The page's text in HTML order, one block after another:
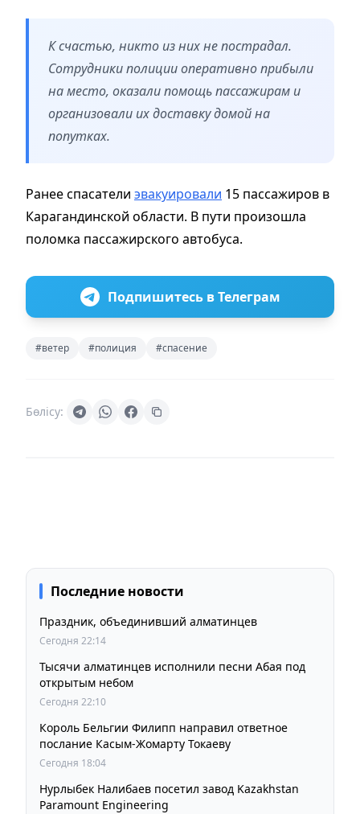
К счастью, никто из них не пострадал.
Сотрудники полиции оперативно прибыли
на место, оказали помощь пассажирам и
организовали их доставку домой на
попутках.
Ранее спасатели эвакуировали 15 пассажиров в
Карагандинской области. В пути произошла
поломка пассажирского автобуса.
Подпишитесь в Телеграм
#ветер #полиция #спасение
Бөлісу:
Последние новости
Праздник, объединивший алматинцев
Сегодня 22:14
Тысячи алматинцев исполнили песни Абая под
открытым небом
Сегодня 22:10
Король Бельгии Филипп направил ответное
послание Касым-Жомарту Токаеву
Сегодня 18:04
Нурлыбек Налибаев посетил завод Kazakhstan
Paramount Engineering